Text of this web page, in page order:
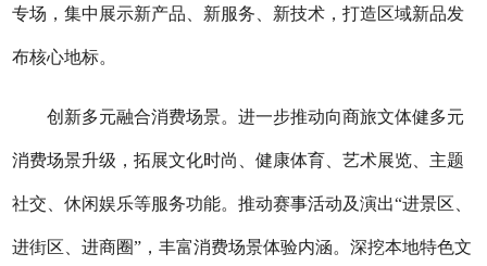
专场，集中展示新产品、新服务、新技术，打造区域新品发
布核心地标。
创新多元融合消费场景。进一步推动向商旅文体健多元
消费场景升级，拓展文化时尚、健康体育、艺术展览、主题
社交、休闲娱乐等服务功能。推动赛事活动及演出“进景区、
进街区、进商圈”，丰富消费场景体验内涵。深挖本地特色文